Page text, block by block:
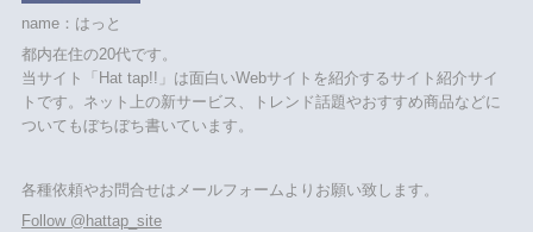
name：はっと
都内在住の20代です。
当サイト「Hat tap!!」は面白いWebサイトを紹介するサイト紹介サイ
トです。ネット上の新サービス、トレンド話題やおすすめ商品などに
ついてもぼちぼち書いています。
各種依頼やお問合せはメールフォームよりお願い致します。
Follow @hattap_site